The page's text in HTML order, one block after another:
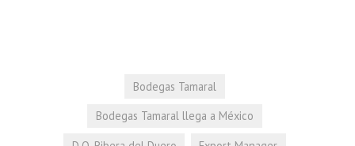
Bodegas Tamaral
Bodegas Tamaral llega a México